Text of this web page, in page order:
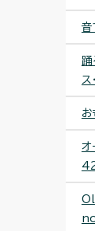
音
踊
ス
お
オ